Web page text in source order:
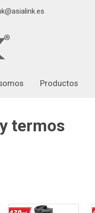
Productos
termos